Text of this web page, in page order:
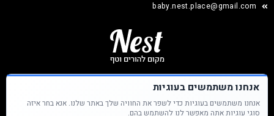
baby.nest.place@gmail.com
Nest &copy כל הזכויות שמורות
אנחנו משתמשים בעוגיות
אנחנו משתמשים בעוגיות כדי לשפר את החוויה שלך באתר שלנו. אנא בחר איזה
סוגי עוגיות אתה מאפשר לנו להשתמש בהם.